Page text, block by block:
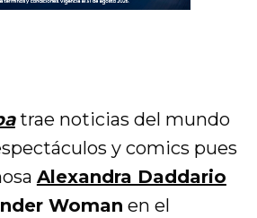
trae noticias del mundo
y comics pues
Alexandra Daddario
Woman en el